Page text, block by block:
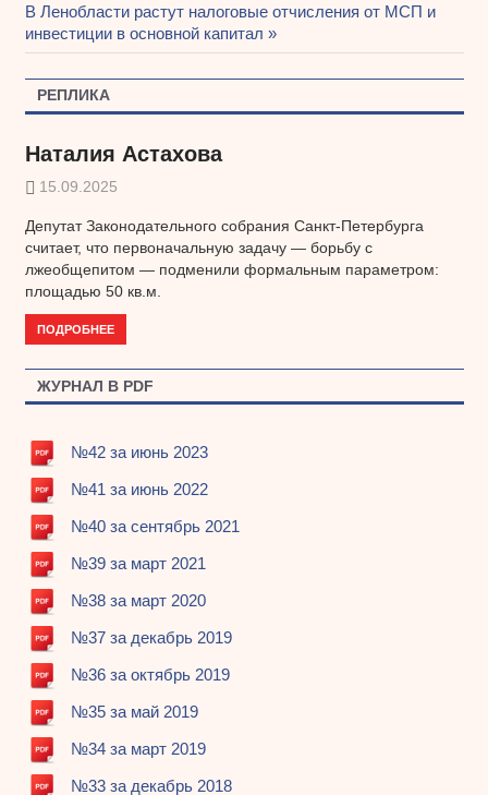
Навигация
по
записям
запись:
Следующая
запись:
В Ленобласти растут налоговые отчисления от МСП и
инвестиции в основной капитал
РЕПЛИКА
Наталия Астахова
15.09.2025
Депутат Законодательного собрания Санкт-Петербурга
считает, что первоначальную задачу — борьбу с
лжеобщепитом — подменили формальным параметром:
площадью 50 кв.м.
ПОДРОБНЕЕ
ЖУРНАЛ В PDF
№42 за июнь 2023
№41 за июнь 2022
№40 за сентябрь 2021
№39 за март 2021
№38 за март 2020
№37 за декабрь 2019
№36 за октябрь 2019
№35 за май 2019
№34 за март 2019
№33 за декабрь 2018